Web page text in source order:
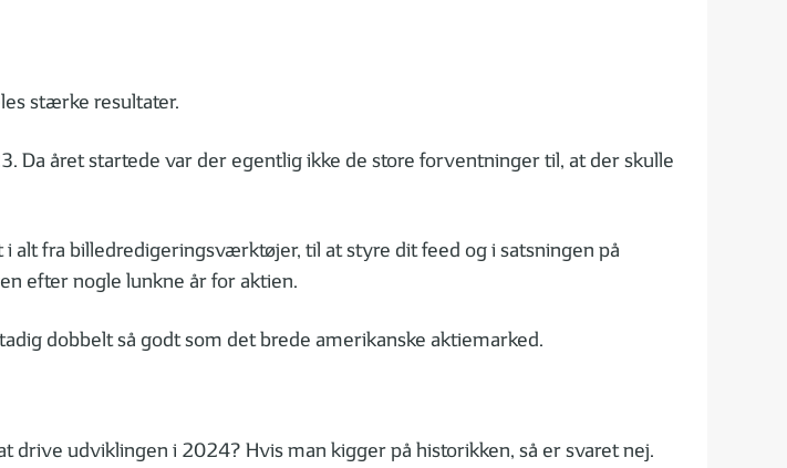
stærke resultater.
Da året startede var der egentlig ikke de store forventninger til, at der skulle
fra billedredigeringsværktøjer, til at styre dit feed og i satsningen på
efter nogle lunkne år for aktien.
dobbelt så godt som det brede amerikanske aktiemarked.
udviklingen i 2024? Hvis man kigger på historikken, så er svaret nej.